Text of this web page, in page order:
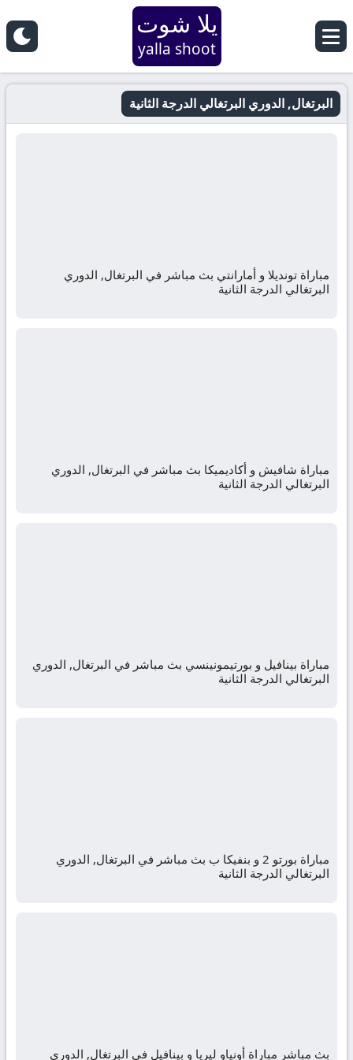
يلا شوت
yalla shoot
البرتغال, الدوري البرتغالي الدرجة الثانية
مباراة تونديلا و أمارانتي بث مباشر في البرتغال, الدوري
البرتغالي الدرجة الثانية
مباراة شافيش و أكاديميكا بث مباشر في البرتغال, الدوري
البرتغالي الدرجة الثانية
مباراة بينافيل و بورتيمونينسي بث مباشر في البرتغال, الدوري
البرتغالي الدرجة الثانية
مباراة بورتو 2 و بنفيكا ب بث مباشر في البرتغال, الدوري
البرتغالي الدرجة الثانية
بث مباشر مباراة أونياو ليريا و بينافيل في البرتغال, الدوري